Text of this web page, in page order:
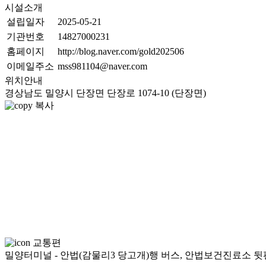
시설소개
설립일자
2025-05-21
기관번호
14827000231
홈페이지
http://blog.naver.com/gold202506
이메일주소 mss981104@naver.com
위치안내
경상남도 밀양시 단장면 단장로 1074-10 (단장면)
복사
교통편
밀양터미널 - 안법(감물리3 당고개)행 버스, 안법보건진료소 뒷